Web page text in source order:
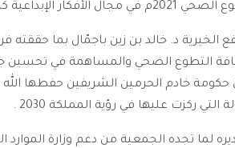
الوطنية للعمل التطوعي لعام 2021م .
الخيرية د. خالد بن زين باجمّال بما حققته
التطوع الصحي والمساهمة في تحسين
خادم الحرمين الشريفين حفطها الله
ركزت عليها في رؤية المملكة 2030 .
لما تجده الجمعية من دعم وزارة الموارد